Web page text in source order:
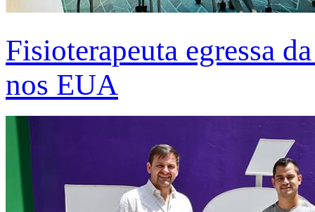
Fisioterapeuta egressa
nos EUA